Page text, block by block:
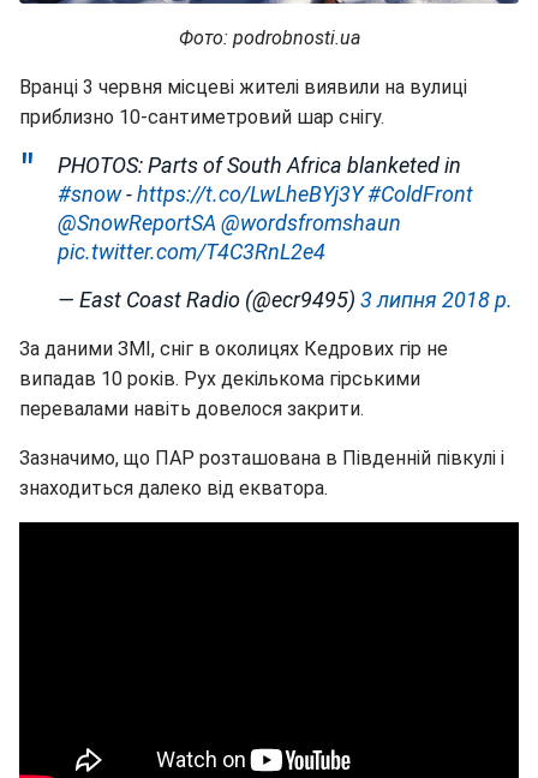
Фото: podrobnosti.ua
Вранці 3 червня місцеві жителі виявили на вулиці
приблизно 10-сантиметровий шар снігу.
PHOTOS: Parts of South Africa blanketed in
#snow-https://t.co/LwLheBYj3Y#ColdFront
@SnowReportSA @wordsfromshaun
pic.twitter.com/T4C3RnL2e4
— East Coast Radio (@ecr9495) 3 липня 2018 р.
За даними ЗМІ, сніг в околицях Кедрових гір не
випадав 10 років. Рух декількома гірськими
перевалами навіть довелося закрити.
Зазначимо, що ПАР розташована в Південній півкулі і
знаходиться далеко від екватора.